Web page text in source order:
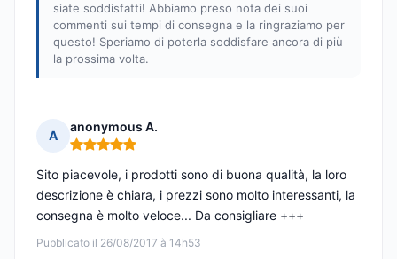
siate soddisfatti! Abbiamo preso nota dei suoi
commenti sui tempi di consegna e la ringraziamo per
questo! Speriamo di poterla soddisfare ancora di più
la prossima volta.
A
anonymous A.
Nota: 5 su 5
Pubblicato il 26/08/2017 à 14h53
Sito piacevole, i prodotti sono di buona qualità, la loro
descrizione è chiara, i prezzi sono molto interessanti, la
consegna è molto veloce... Da consigliare +++